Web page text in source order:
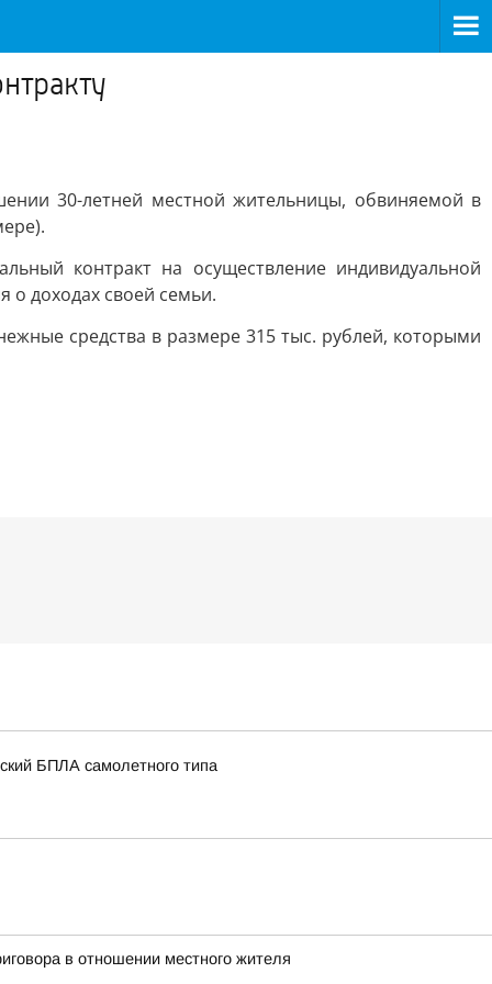
30-летней местной жительницы, обвиняемой в
контракт на осуществление индивидуальной
о доходах своей семьи.
средства в размере 315 тыс. рублей, которыми
БПЛА самолетного типа
в отношении местного жителя